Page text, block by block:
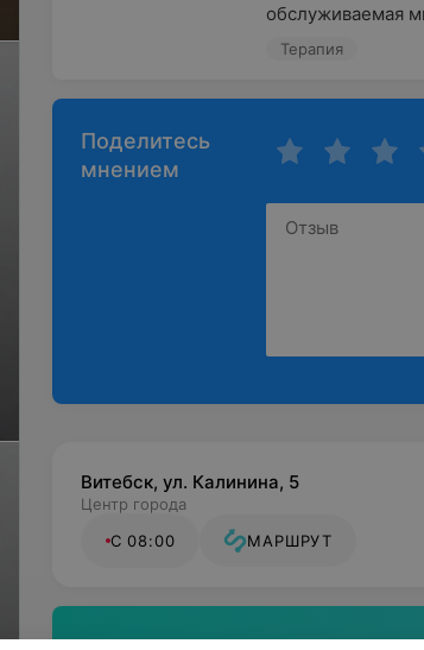
обслуживаемая
Терапия
Поделитесь
мнением
Витебск, ул. Калинина, 5
Центр города
С 08:00
МАРШРУТ